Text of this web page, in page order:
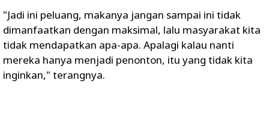
"Jadi ini peluang, makanya jangan sampai ini tidak
dimanfaatkan dengan maksimal, lalu masyarakat kita
tidak mendapatkan apa-apa. Apalagi kalau nanti
mereka hanya menjadi penonton, itu yang tidak kita
inginkan," terangnya.